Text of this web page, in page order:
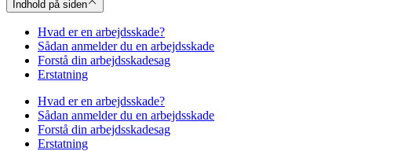
Indhold på siden
Hvad er en arbejdsskade?
Sådan anmelder du en arbejdsskade
Forstå din arbejdsskadesag
Erstatning
Hvad er en arbejdsskade?
Sådan anmelder du en arbejdsskade
Forstå din arbejdsskadesag
Erstatning